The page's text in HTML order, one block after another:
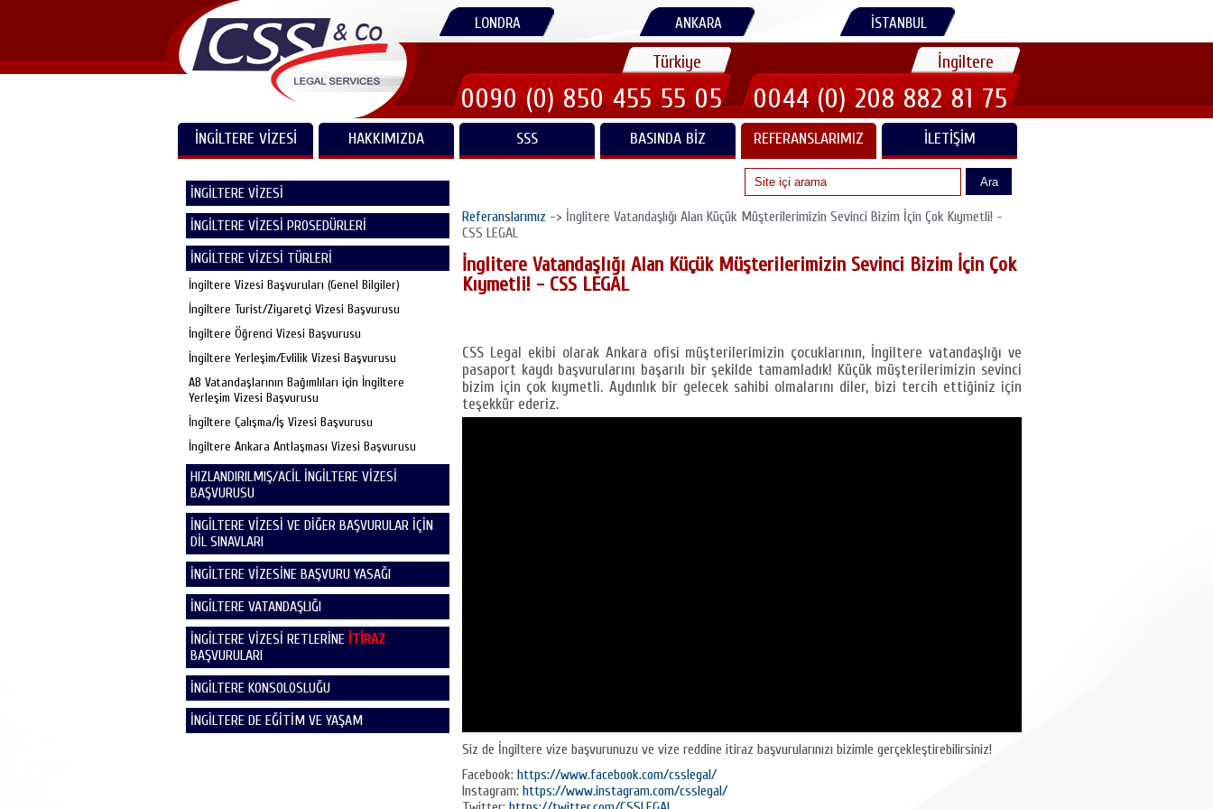
LONDRA ANKARA İSTANBUL
Türkiye
0090 (0) 850 455 55 05
İngiltere
0044 (0) 208 882 81 75
İNGİLTERE VİZESİ HAKKIMIZDA SSS BASINDA BIZ REFERANSLARIMIZ İLETIŞIM
Ara
İNGİLTERE VİZESİ
İNGİLTERE VİZESİ PROSEDÜRLERİ
İNGİLTERE VİZESİ TÜRLERİ
İngiltere Vizesi Başvuruları (Genel Bilgiler)
İngiltere Turist/Ziyaretçi Vizesi Başvurusu
İngiltere Öğrenci Vizesi Başvurusu
İngiltere Yerleşim/Evlilik Vizesi Başvurusu
AB Vatandaşlarının Bağımlıları için İngiltere
Yerleşim Vizesi Başvurusu
İngiltere Çalışma/İş Vizesi Başvurusu
İngiltere Ankara Antlaşması Vizesi Başvurusu
HIZLANDIRILMIŞ/ACİL İNGİLTERE VİZESİ
BAŞVURUSU
İNGİLTERE VİZESİ VE DİĞER BAŞVURULAR İÇİN
DİL SINAVLARI
İNGİLTERE VİZESİNE BAŞVURU YASAĞI
İNGİLTERE VATANDAŞLIĞI
İNGİLTERE VİZESİ RETLERİNE İTİRAZ
BAŞVURULARI
İNGİLTERE KONSOLOSLUĞU
İNGİLTERE DE EĞİTİM VE YAŞAM
Referanslarımız -> İnglitere Vatandaşlığı Alan Küçük Müşterilerimizin Sevinci Bizim İçin Çok Kıymetli! -
CSS LEGAL
İnglitere Vatandaşlığı Alan Küçük Müşterilerimizin Sevinci Bizim İçin Çok
Kıymetli! - CSS LEGAL
CSS Legal ekibi olarak Ankara ofisi müşterilerimizin çocuklarının, İngiltere vatandaşlığı ve
pasaport kaydı başvurularını başarılı bir şekilde tamamladık! Küçük müşterilerimizin sevinci
bizim için çok kıymetli. Aydınlık bir gelecek sahibi olmalarını diler, bizi tercih ettiğiniz için
teşekkür ederiz.
Siz de İngiltere vize başvurunuzu ve vize reddine itiraz başvurularınızı bizimle gerçekleştirebilirsiniz!
Facebook: https://www.facebook.com/csslegal/
Instagram: https://www.instagram.com/csslegal/